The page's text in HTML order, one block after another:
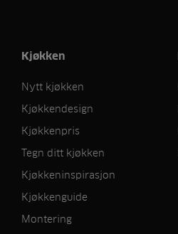
Kjøkken
Nytt kjøkken
Kjøkkendesign
Kjøkkenpris
Tegn ditt kjøkken
Kjøkkeninspirasjon
Kjøkkenguide
Montering